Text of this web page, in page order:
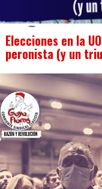
Elecciones en la
peronista (y un